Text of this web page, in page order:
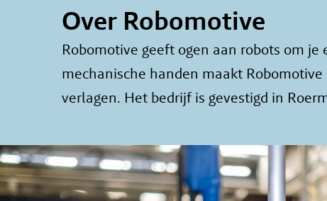
Over Robomotive
Robomotive geeft ogen aan robots om
mechanische handen maakt
verlagen. Het bedrijf is gevestigd in